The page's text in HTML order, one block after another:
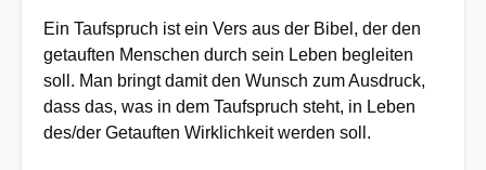
Ein Taufspruch ist ein Vers aus der Bibel, der den
getauften Menschen durch sein Leben begleiten
soll. Man bringt damit den Wunsch zum Ausdruck,
dass das, was in dem Taufspruch steht, in Leben
des/der Getauften Wirklichkeit werden soll.